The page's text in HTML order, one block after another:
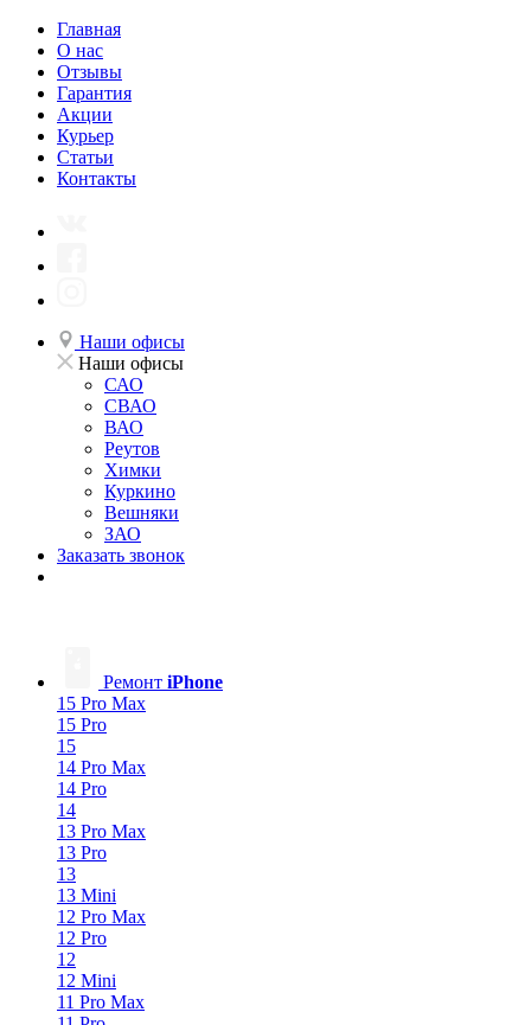
Главная
О нас
Отзывы
Гарантия
Акции
Курьер
Статьи
Контакты
Наши офисы
Наши офисы
САО
СВАО
ВАО
Реутов
Химки
Куркино
Вешняки
ЗАО
Заказать звонок
Ремонт iPhone
15 Pro Max
15 Pro
15
14 Pro Max
14 Pro
14
13 Pro Max
13 Pro
13
13 Mini
12 Pro Max
12 Pro
12
12 Mini
11 Pro Max